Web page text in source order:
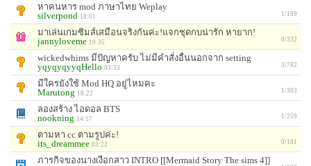
หาคนหาร mod ภาษาไทย Weplay
silverpond 18:01 1/199
มาเล่นเกมซิมส์เสมือนจริงกันค่ะ!แจกชุดกบน่ารัก หายาก!
jannyloveme 19:35 0/332
wickedwhims มีปัญหาครับ ไม่มีคำสั่งอื่นนอกจาก setting
yqyqyqyyqHello 03:33 3/782
มีใครยังใช้ Mod HQ อยู่ไหมคะ
Marutong 18:22 1/303
ลองสร้าง ไอดอล BTS
nookning 14:17 1/259
ตามหา cc ตามรูปค่ะ!
its_dreammee 03:22 0/181
ภารกิจของนางเงือกสาว INTRO [[Mermaid Story The sims 4]]